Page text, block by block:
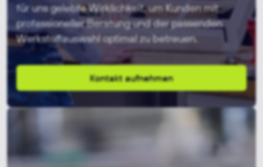
für uns gelebte Wirklichkeit, um Kunden mit
professioneller Beratung und der passenden
Werkstoffauswahl optimal zu betreuen.
Kontakt aufnehmen